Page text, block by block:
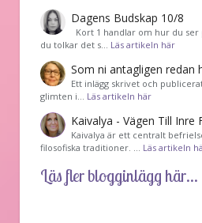
Dagens Budskap 10/8
Kort 1 handlar om hur du
du tolkar det s… Läs artikeln här
Som ni antagligen redan
Ett inlägg skrivet och
glimten i… Läs artikeln här
Kaivalya - Vägen Till Inre
Kaivalya är ett centralt
filosofiska traditioner. … Läs artikeln
Läs fler blogginlägg här...